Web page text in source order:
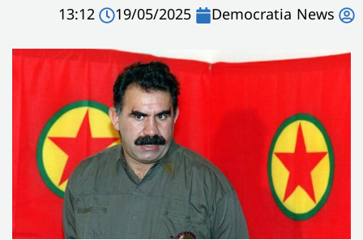
Democratia News
19/05/2025
13:12